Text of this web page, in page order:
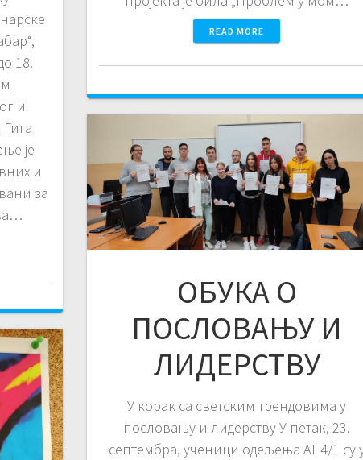
18.
и
је
и
за
READ MORE
ОБУКА О
ПОСЛОВАЊУ И
ЛИДЕРСТВУ
У корак са светским трендовима у
пословању и лидерству У петак, 23.
септембра, ученици одељења АТ 4/1 су